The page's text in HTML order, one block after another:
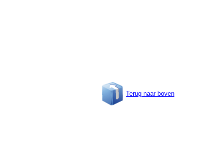
Terug naar boven